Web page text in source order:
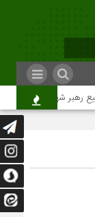
رهبر شهید در تهران